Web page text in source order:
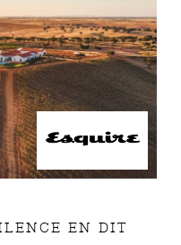
EN DIT